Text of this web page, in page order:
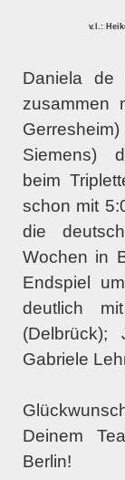
v.l.:
Daniela de
zusammen
Siemens)
beim
schon mit
die
Wochen in
Endspiel
deutlich
(Delbrück);
Gabriele
Deinem
Berlin!